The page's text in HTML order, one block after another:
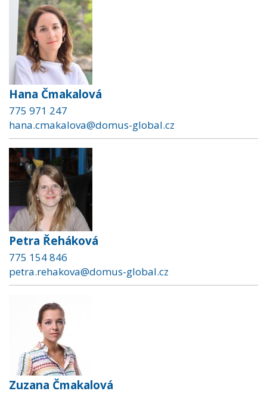
Hana Čmakalová
775 971 247
hana.cmakalova@domus-global.cz
Petra Řeháková
775 154 846
petra.rehakova@domus-global.cz
Zuzana Čmakalová